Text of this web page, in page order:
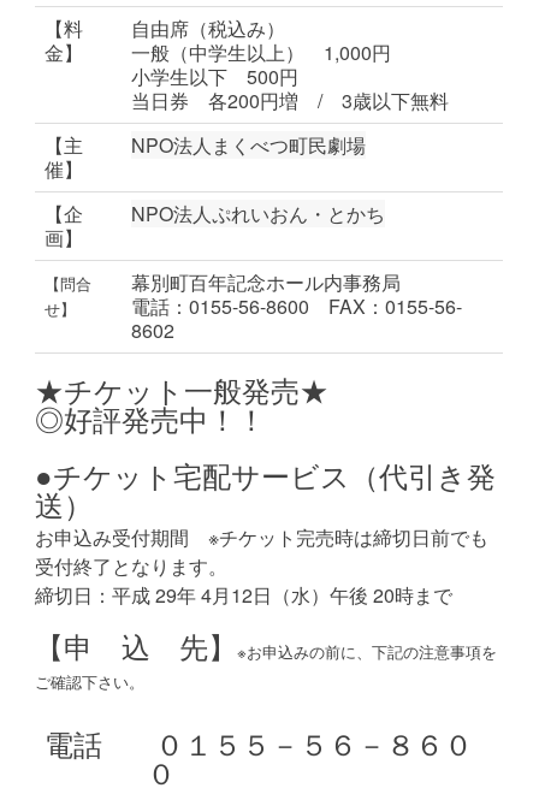
【料
金】
自由席（税込み）
一般（中学生以上） 1,000円
小学生以下 500円
当日券 各200円増 / 3歳以下無料
【主
催】
NPO法人まくべつ町民劇場
【企
画】
NPO法人ぷれいおん・とかち
【問合
せ】
幕別町百年記念ホール内事務局
電話：0155-56-8600 FAX：0155-56-
8602
★チケット一般発売★
◎好評発売中！！
●チケット宅配サービス（代引き発
送）
お申込み受付期間 ※チケット完売時は締切日前でも
受付終了となります。
締切日：平成 29年 4月12日（水）午後 20時まで
【申 込 先】※お申込みの前に、下記の注意事項を
ご確認下さい。
電話 ０１５５－５６－８６０
０